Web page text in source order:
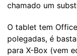
chamado um
O tablet tem
polegadas, é
para X-Box (vem